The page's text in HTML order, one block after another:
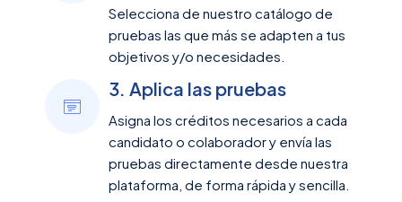
Selecciona de nuestro catálogo de
pruebas las que más se adapten a tus
objetivos y/o necesidades.
3. Aplica las pruebas
Asigna los créditos necesarios a cada
candidato o colaborador y envía las
pruebas directamente desde nuestra
plataforma, de forma rápida y sencilla.